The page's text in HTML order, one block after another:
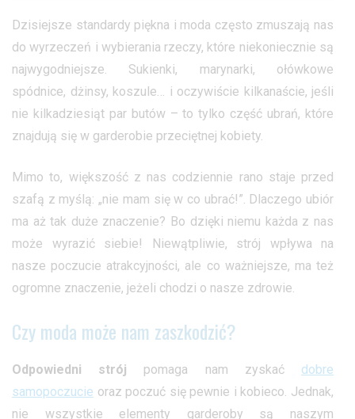
Dzisiejsze standardy piękna i moda często zmuszają nas
do wyrzeczeń i wybierania rzeczy, które niekoniecznie są
najwygodniejsze. Sukienki, marynarki, ołówkowe
spódnice, dżinsy, koszule… i oczywiście kilkanaście, jeśli
nie kilkadziesiąt par butów – to tylko część ubrań, które
znajdują się w garderobie przeciętnej kobiety.
Mimo to, większość z nas codziennie rano staje przed
szafą z myślą: „nie mam się w co ubrać!”. Dlaczego ubiór
ma aż tak duże znaczenie? Bo dzięki niemu każda z nas
może wyrazić siebie! Niewątpliwie, strój wpływa na
nasze poczucie atrakcyjności, ale co ważniejsze, ma też
ogromne znaczenie, jeżeli chodzi o nasze zdrowie.
Czy moda może nam zaszkodzić?
Odpowiedni strój pomaga nam zyskać dobre
samopoczucie oraz poczuć się pewnie i kobieco. Jednak,
nie wszystkie elementy garderoby są naszym